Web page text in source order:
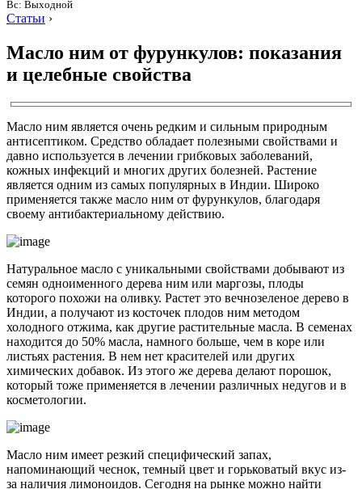
Вс: Выходной
Статьи ›
Масло ним от фурункулов: показания
и целебные свойства
Масло ним является очень редким и сильным природным
антисептиком. Средство обладает полезными свойствами и
давно используется в лечении грибковых заболеваний,
кожных инфекций и многих других болезней. Растение
является одним из самых популярных в Индии. Широко
применяется также масло ним от фурункулов, благодаря
своему антибактериальному действию.
Натуральное масло с уникальными свойствами добывают из
семян одноименного дерева ним или маргозы, плоды
которого похожи на оливку. Растет это вечнозеленое дерево в
Индии, а получают из косточек плодов ним методом
холодного отжима, как другие растительные масла. В семенах
находится до 50% масла, намного больше, чем в коре или
листьях растения. В нем нет красителей или других
химических добавок. Из этого же дерева делают порошок,
который тоже применяется в лечении различных недугов и в
косметологии.
Масло ним имеет резкий специфический запах,
напоминающий чеснок, темный цвет и горьковатый вкус из-
за наличия лимоноидов. Сегодня на рынке можно найти